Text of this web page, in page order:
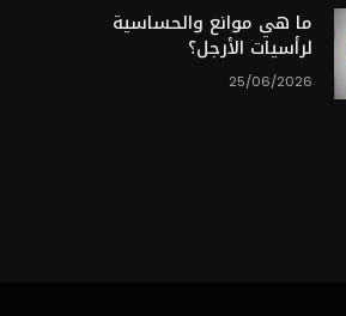
ما هي موانع والحساسية
لرأسيات الأرجل؟
25/06/2026